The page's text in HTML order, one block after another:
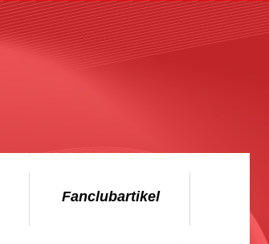
Fanclubartikel